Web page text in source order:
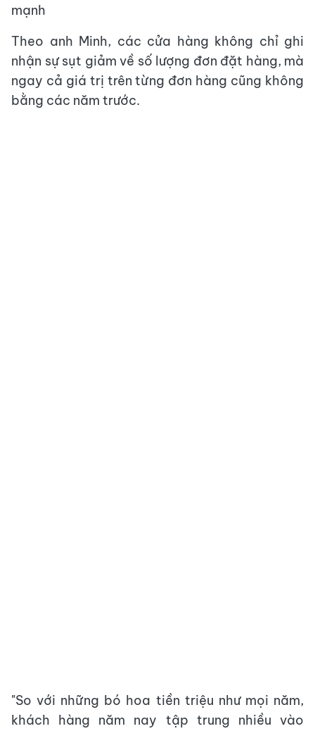
mạnh
Theo anh Minh, các cửa hàng không chỉ ghi
nhận sự sụt giảm về số lượng đơn đặt hàng, mà
ngay cả giá trị trên từng đơn hàng cũng không
bằng các năm trước.
"So với những bó hoa tiền triệu như mọi năm,
khách hàng năm nay tập trung nhiều vào